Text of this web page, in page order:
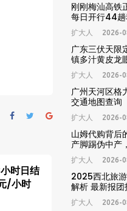
时日结
/小时
刚刚梅汕高铁
每日开行44
扩大人 2026-
广东三伏天限
镇多汁黄皮龙
扩大人 2026-
广州天河区格
交通地图查询
扩大人 2026-
山姆代购背后
产脚踢伪中产
高端年货生意
扩大人 2026-
2025西北旅
解析 最新报
扩大人 2026-